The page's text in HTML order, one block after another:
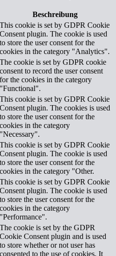
Beschreibung
This cookie is set by GDPR Cookie
Consent plugin. The cookie is used
to store the user consent for the
cookies in the category "Analytics".
The cookie is set by GDPR cookie
consent to record the user consent
for the cookies in the category
"Functional".
This cookie is set by GDPR Cookie
Consent plugin. The cookies is used
to store the user consent for the
cookies in the category
"Necessary".
This cookie is set by GDPR Cookie
Consent plugin. The cookie is used
to store the user consent for the
cookies in the category "Other.
This cookie is set by GDPR Cookie
Consent plugin. The cookie is used
to store the user consent for the
cookies in the category
"Performance".
The cookie is set by the GDPR
Cookie Consent plugin and is used
to store whether or not user has
consented to the use of cookies. It